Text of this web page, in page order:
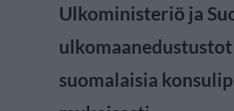
Ulkoministeriö ja
suomalaisia